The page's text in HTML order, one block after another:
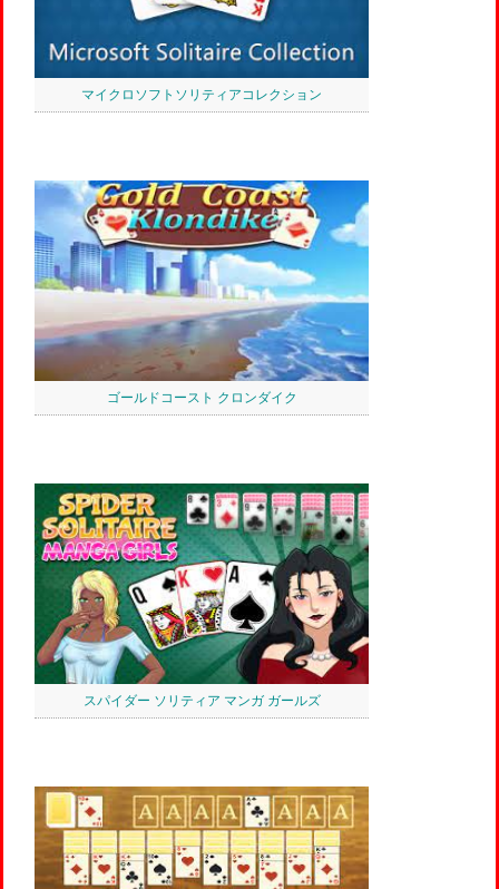
マイクロソフトソリティアコレクション
ゴールドコースト クロンダイク
スパイダー ソリティア マンガ ガールズ